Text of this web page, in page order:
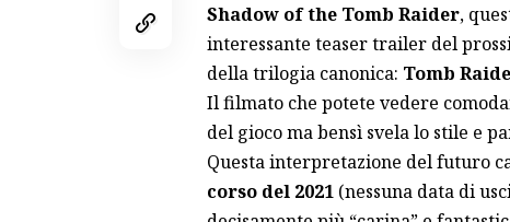
Shadow of the Tomb Raider,
interessante teaser trailer del
della trilogia canonica: Tomb
Il filmato che potete vedere
del gioco ma bensì svela lo stile e
Questa interpretazione del futuro
corso del 2021(nessuna data di